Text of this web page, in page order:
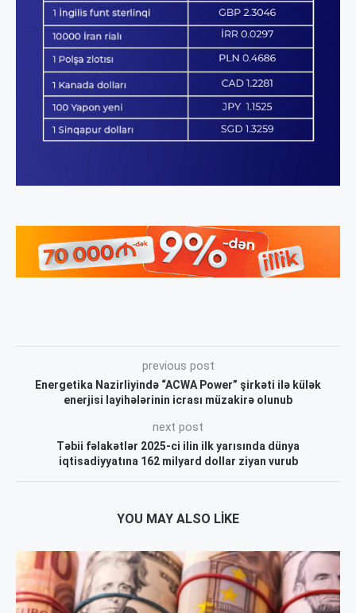
previous post
Energetika Nazirliyində “ACWA Power” şirkəti ilə külək
enerjisi layihələrinin icrası müzakirə olunub
next post
Təbii fəlakətlər 2025-ci ilin ilk yarısında dünya
iqtisadiyyatına 162 milyard dollar ziyan vurub
YOU MAY ALSO LIKE